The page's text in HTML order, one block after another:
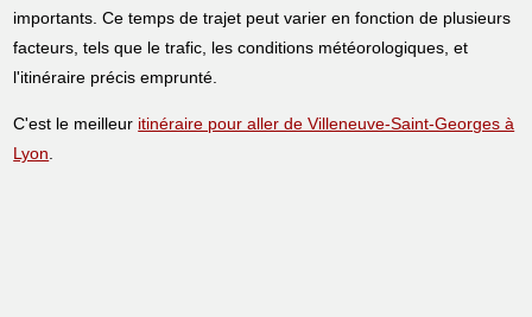
importants. Ce temps de trajet peut varier en fonction de plusieurs
facteurs, tels que le trafic, les conditions météorologiques, et
l'itinéraire précis emprunté.
C'est le meilleur itinéraire pour aller de Villeneuve-Saint-Georges à
Lyon.